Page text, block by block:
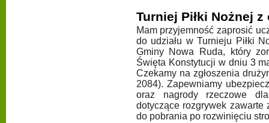
Turniej Piłki Nożnej
Mam przyjemność zaprosić
do udziału w Turnieju Piłki
Gminy Nowa Ruda, który
Święta Konstytucji w dniu 3
Czekamy na zgłoszenia
2084). Zapewniamy
oraz nagrody rzeczowe
dotyczące rozgrywek zawarte
do pobrania po rozwinięciu